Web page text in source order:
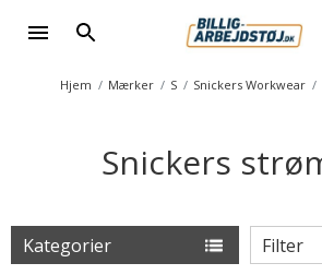
Hjem Mærker S Snickers Workwear
Snickers
Kategorier Filter